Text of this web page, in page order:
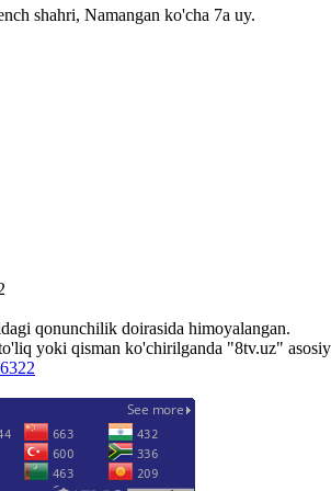
shahri, Namangan ko'cha 7a uy.
qonunchilik doirasida himoyalangan.
yoki qisman ko'chirilganda "8tv.uz"